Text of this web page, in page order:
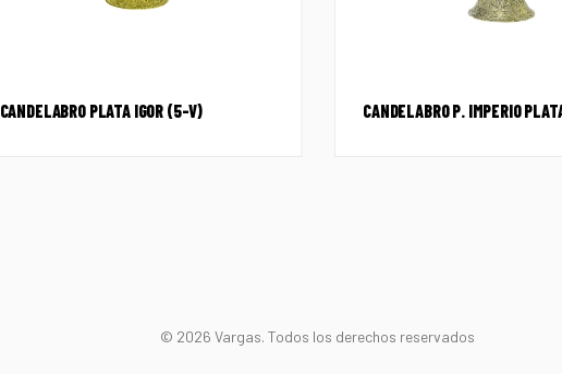
CANDELABRO PLATA IGOR (5-V) CANDELABRO P. IMPERIO
© 2026 Vargas. Todos los derechos reservados